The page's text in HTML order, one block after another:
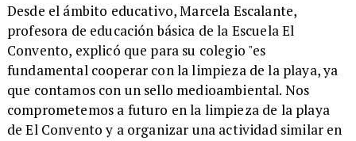
​Desde el ámbito educativo, Marcela Escalante,
profesora de educación básica de la Escuela El
Convento, explicó que para su colegio "es
fundamental cooperar con la limpieza de la playa, ya
que contamos con un sello medioambiental. Nos
comprometemos a futuro en la limpieza de la playa
de El Convento y a organizar una actividad similar en